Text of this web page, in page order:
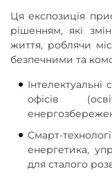
Ця експозиція
рішенням, які
життя, роблячи
безпечними та
офісів
Смарт-
енергетика,
для сталого